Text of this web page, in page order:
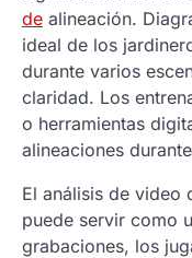
de alineación.
ideal de los
durante varios
claridad. Los
o herramientas
alineaciones
El análisis de video
puede servir como
grabaciones, los